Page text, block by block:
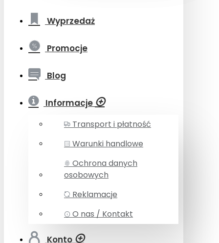
Wyprzedaż
Promocje
Blog
Informacje
Transport i płatność
Warunki handlowe
Ochrona danych
osobowych
Reklamacje
O nas / Kontakt
Konto